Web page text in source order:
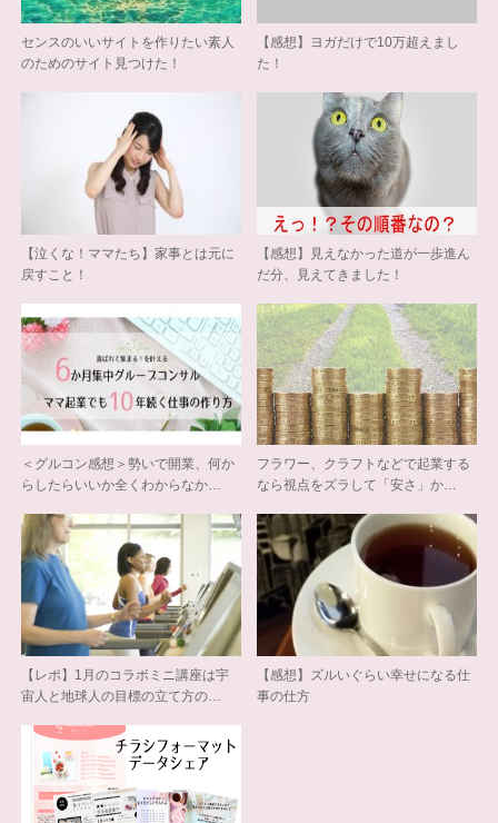
センスのいいサイトを作りたい素人
のためのサイト見つけた！
【感想】ヨガだけで10万超えまし
た！
【泣くな！ママたち】家事とは元に
戻すこと！
【感想】見えなかった道が一歩進ん
だ分、見えてきました！
＜グルコン感想＞勢いで開業、何か
らしたらいいか全くわからなか…
フラワー、クラフトなどで起業する
なら視点をズラして「安さ」か…
【レポ】1月のコラボミニ講座は宇
宙人と地球人の目標の立て方の…
【感想】ズルいぐらい幸せになる仕
事の仕方